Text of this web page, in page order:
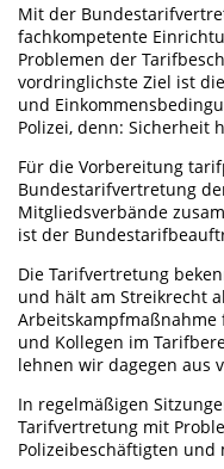
Mit der
fachkompetente
Problemen der
vordringlichste Ziel ist
und
Polizei, denn: Sicherheit
Für die Vorbereitung
Bundestarifvertretung
Mitgliedsverbände
ist der
Die Tarifvertretung
und hält am Streikrecht
und Kollegen im
lehnen wir dagegen aus
In regelmäßigen
Tarifvertretung mit
Polizeibeschäftigten und